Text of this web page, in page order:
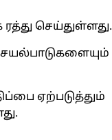
செய்துள்ளது.
ஏற்படுத்தும்